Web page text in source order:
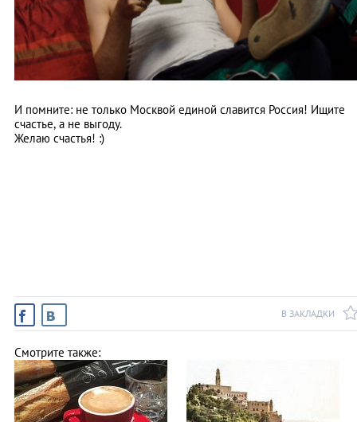
И помните: не только Москвой единой славится Россия! Ищите
счастье, а не выгоду.
Желаю счастья! :)
В ЗАКЛАДКИ
Смотрите также: